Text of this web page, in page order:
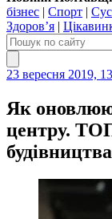
бізнес | Спорт |
Здоров’я |
23 вересня 2019,
Як
центру.